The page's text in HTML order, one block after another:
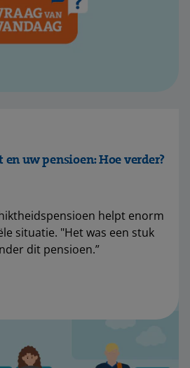
uw pensioen: Hoe verder?
helpt enorm
situatie. "Het was een stuk
dit pensioen.”